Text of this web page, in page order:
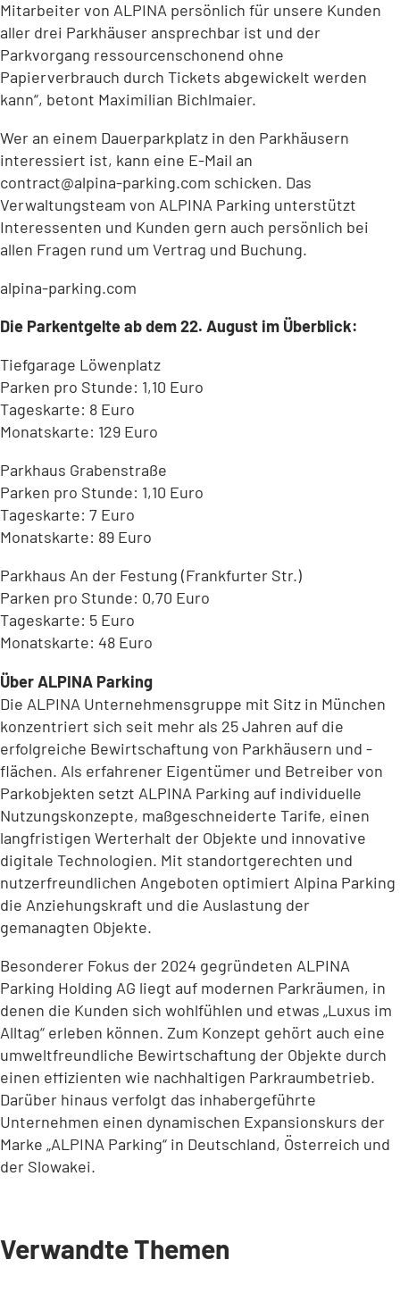
Mitarbeiter von ALPINA persönlich für unsere Kunden
aller drei Parkhäuser ansprechbar ist und der
Parkvorgang ressourcenschonend ohne
Papierverbrauch durch Tickets abgewickelt werden
kann“, betont Maximilian Bichlmaier.
Wer an einem Dauerparkplatz in den Parkhäusern
interessiert ist, kann eine E-Mail an
contract
alpina-parking com schicken. Das
Verwaltungsteam von ALPINA Parking unterstützt
Interessenten und Kunden gern auch persönlich bei
allen Fragen rund um Vertrag und Buchung.
alpina-parking.com
Die Parkentgelte ab dem 22. August im Überblick:
Tiefgarage Löwenplatz
Parken pro Stunde: 1,10 Euro
Tageskarte: 8 Euro
Monatskarte: 129 Euro
Parkhaus Grabenstraße
Parken pro Stunde: 1,10 Euro
Tageskarte: 7 Euro
Monatskarte: 89 Euro
Parkhaus An der Festung (Frankfurter Str.)
Parken pro Stunde: 0,70 Euro
Tageskarte: 5 Euro
Monatskarte: 48 Euro
Über ALPINA Parking
Die ALPINA Unternehmensgruppe mit Sitz in München
konzentriert sich seit mehr als 25 Jahren auf die
erfolgreiche Bewirtschaftung von Parkhäusern und -
flächen. Als erfahrener Eigentümer und Betreiber von
Parkobjekten setzt ALPINA Parking auf individuelle
Nutzungskonzepte, maßgeschneiderte Tarife, einen
langfristigen Werterhalt der Objekte und innovative
digitale Technologien. Mit standortgerechten und
nutzerfreundlichen Angeboten optimiert Alpina Parking
die Anziehungskraft und die Auslastung der
gemanagten Objekte.
Besonderer Fokus der 2024 gegründeten ALPINA
Parking Holding AG liegt auf modernen Parkräumen, in
denen die Kunden sich wohlfühlen und etwas „Luxus im
Alltag“ erleben können. Zum Konzept gehört auch eine
umweltfreundliche Bewirtschaftung der Objekte durch
einen effizienten wie nachhaltigen Parkraumbetrieb.
Darüber hinaus verfolgt das inhabergeführte
Unternehmen einen dynamischen Expansionskurs der
Marke „ALPINA Parking“ in Deutschland, Österreich und
der Slowakei.
Verwandte Themen